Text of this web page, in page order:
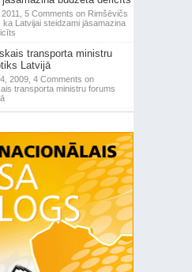
5 Comments on Rimšēvičs
ka Latvijai steidzami jāsamazina
transporta ministru
Latvijā
2009, 4 Comments on
transporta ministru forums